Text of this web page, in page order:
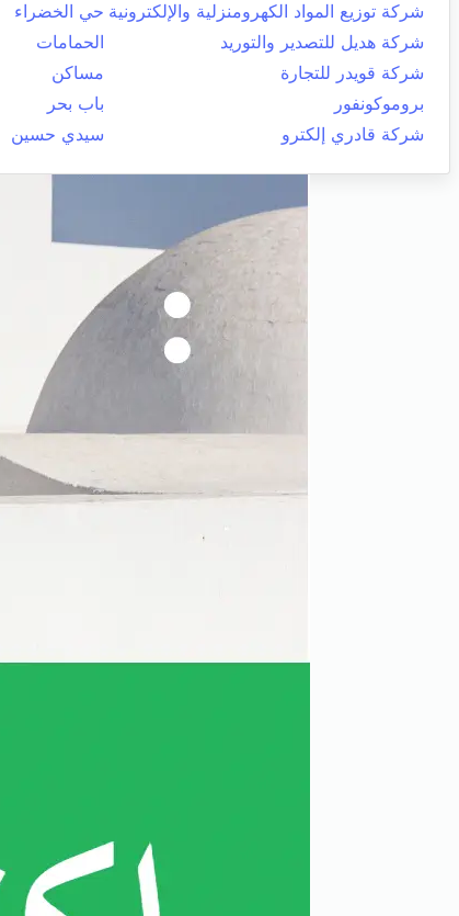
شركة توزيع المواد الكهرومنزلية والإلكترونية حي الخضراء
شركة هديل للتصدير والتوريد
الحمامات
شركة قويدر للتجارة
مساكن
بروموكونفور
باب بحر
شركة قادري إلكترو
سيدي حسين